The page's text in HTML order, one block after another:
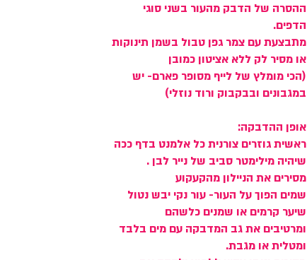
ההסרה של הדבק מהעור בשני סוגי
הדפים.
מתבצעת עם צמר גפן טבול בשמן תינוקות
או מסיר לק ללא אציטון כמובן
(הכי מומלץ של לייף מסופר פארם- יש
במגבונים ובבקבוק ורוד נוזלי)
אופן ההדבקה:
ראשית גוזרים צורנית כל אלמנט בדף ככה
שיהיה מילימטר סביב של נייר לבן .
מסירים את הניילון מהקעקוע
שמים הפוך על העור- עור נקי יבש נטול
שיער קרמים או שמנים כלשהם
ומרטיבים את גב המדבקה עם מים בלבד
ומטלית או מגבת.